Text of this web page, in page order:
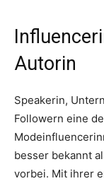
Autorin
Speakerin,
Followern eine
besser bekannt
vorbei. Mit ihrer